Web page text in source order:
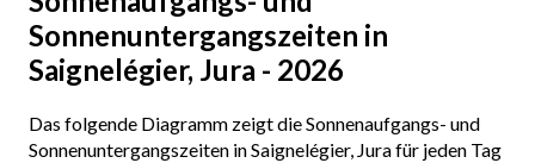
Sonnenuntergangszeiten in
Saignelégier, Jura - 2026
Das folgende Diagramm zeigt die Sonnenaufgangs- und
Sonnenuntergangszeiten in Saignelégier, Jura für jeden Tag